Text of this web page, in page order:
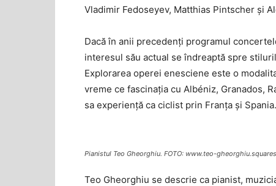
Vladimir Fedoseyev, Matthias Pintscher și
Dacă în anii precedenți programul
interesul său actual se îndreaptă spre
Explorarea operei enesciene este o
vreme ce fascinația cu Albéniz, Granados,
sa experiență ca ciclist prin Franța și Spania.
Pianistul Teo Gheorghiu. FOTO: www.teo-
Teo Gheorghiu se descrie ca pianist,